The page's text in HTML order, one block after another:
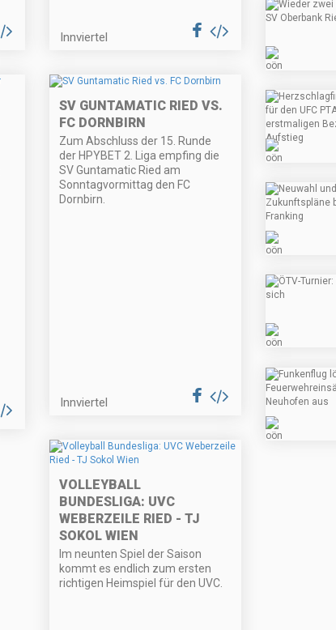
Innviertel
SV GUNTAMATIC RIED VS.
FC DORNBIRN
Zum Abschluss der 15. Runde
der HPYBET 2. Liga empfing die
SV Guntamatic Ried am
Sonntagvormittag den FC
Dornbirn.
Innviertel
VOLLEYBALL
BUNDESLIGA: UVC
WEBERZEILE RIED - TJ
SOKOL WIEN
Im neunten Spiel der Saison
kommt es endlich zum ersten
richtigen Heimspiel für den UVC.